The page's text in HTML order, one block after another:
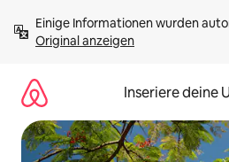
Inhalten
springenOriginal anzeigen
Inseriere deine